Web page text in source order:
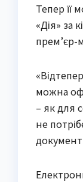
Тепер її
«Дія» за
прем’єр-
можна
– як для
не